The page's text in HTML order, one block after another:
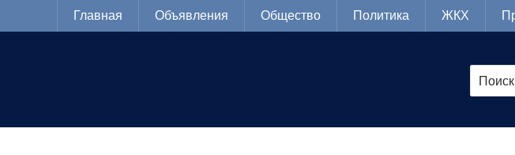
Главная Объявления Общество Политика ЖКХ